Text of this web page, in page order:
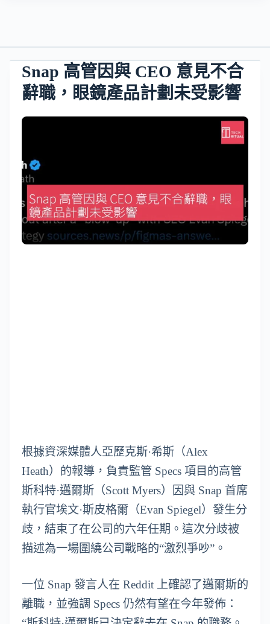
Snap 高管因與 CEO 意見不合
辭職，眼鏡產品計劃未受影響
根據資深媒體人亞歷克斯·希斯（Alex
Heath）的報導，負責監管 Specs 項目的高管
斯科特·邁爾斯（Scott Myers）因與 Snap 首席
執行官埃文·斯皮格爾（Evan Spiegel）發生分
歧，結束了在公司的六年任期。這次分歧被
描述為一場圍繞公司戰略的“激烈爭吵”。
一位 Snap 發言人在 Reddit 上確認了邁爾斯的
離職，並強調 Specs 仍然有望在今年發佈：